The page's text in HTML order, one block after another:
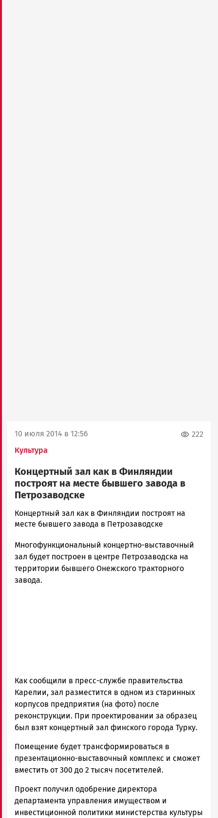
10 июля 2014 в 12:56
Культура
222
Концертный зал как в Финляндии
построят на месте бывшего завода в
Петрозаводске
admintimur
Новости
и
Карелии
|
Петрозаводск
Концертный зал как в Финляндии построят на
месте бывшего завода в Петрозаводске
Многофункциональный концертно-выставочный
зал будет построен в центре Петрозаводска на
территории бывшего Онежского тракторного
завода.
Как сообщили в пресс-службе правительства
Карелии, зал разместится в одном из старинных
корпусов предприятия (на фото) после
реконструкции. При проектировании за образец
был взят концертный зал финского города Турку.
Помещение будет трансформироваться в
презентационно-выставочный комплекс и сможет
вместить от 300 до 2 тысяч посетителей.
Проект получил одобрение директора
департамента управления имуществом и
инвестиционной политики министерства культуры